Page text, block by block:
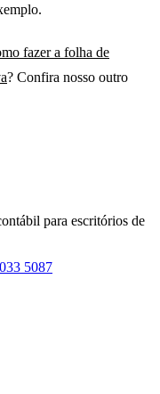
fazer a folha de
? Confira nosso outro
para escritórios de
5087